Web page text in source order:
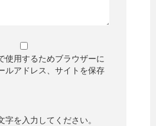
使用するためブラウザーに
ルアドレス、サイトを保存
字を入力してください。